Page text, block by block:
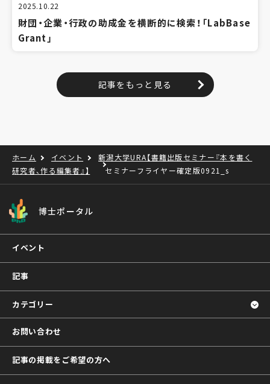
2025.10.22
財団・企業・行政の助成金を横断的に検索！「LabBase
Grant」
記事をもっと見る
ホーム イベント
新潟大学URA【書籍出版セミナー『本を書く
研究者、作る編集者』】
セミナーフライヤー確定版0921_s
博士ポータル
イベント
記事
カテゴリー
お問い合わせ
記事の掲載をご希望の方へ